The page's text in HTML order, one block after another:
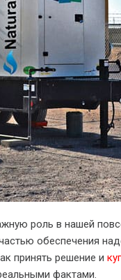
роль в нашей
обеспечения
принять решение и
фактами.